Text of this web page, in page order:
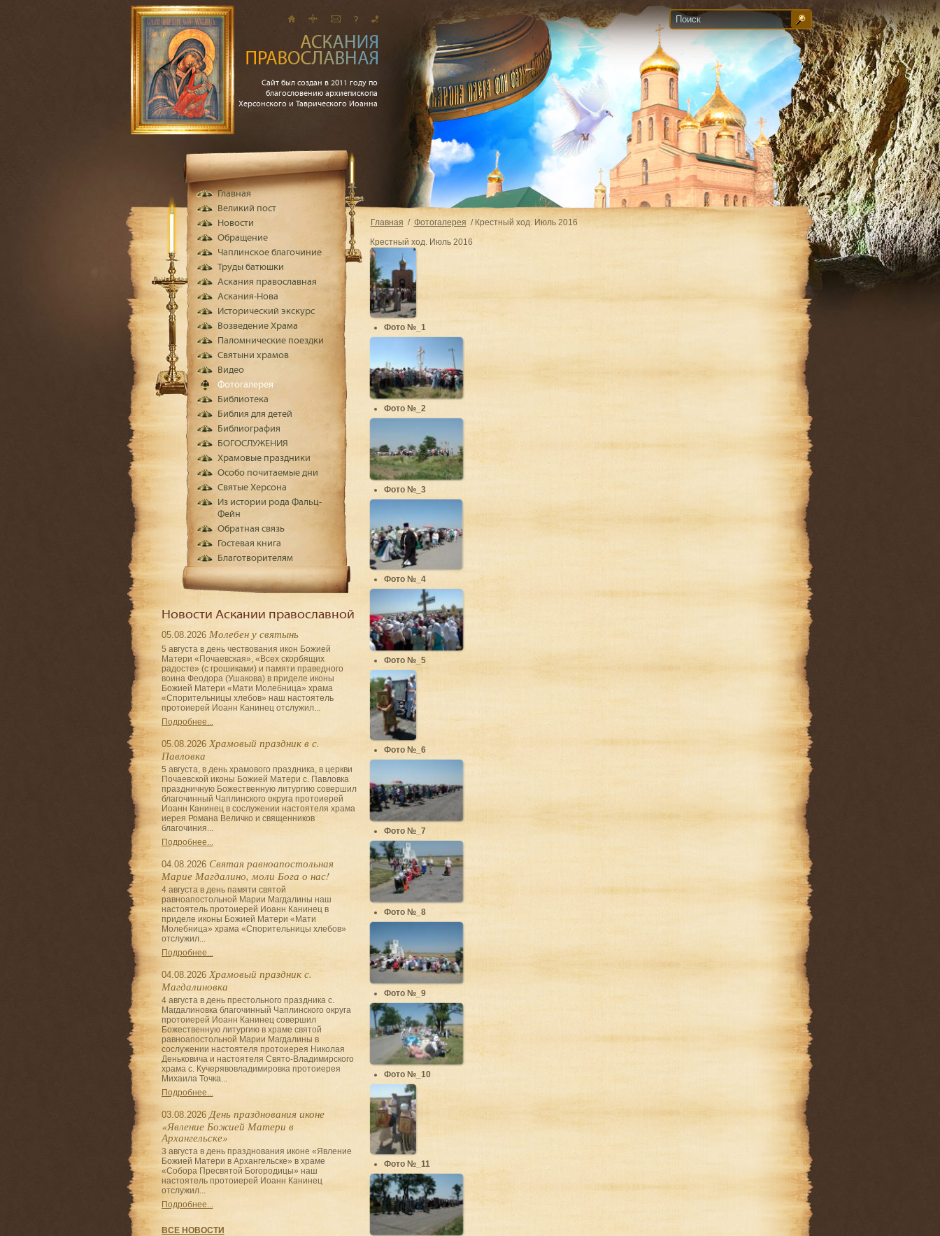
Сайт был создан в 2011 году по
благословению архиепископа
Херсонского и Таврического Иоанна
Главная Фотогалерея
Крестный ход. Июль 2016
Крестный ход. Июль 2016
Фото №_1
Фото №_2
Фото №_3
Фото №_4
Фото №_5
Фото №_6
Фото №_7
Фото №_8
Фото №_9
Фото №_10
Фото №_11
Главная
Великий пост
Новости
Обращение
Чаплинское благочиние
Труды батюшки
Аскания православная
Аскания-Нова
Исторический экскурс
Возведение Храма
Паломнические поездки
Святыни храмов
Видео
Фотогалерея
Библиотека
Библия для детей
Библиография
БОГОСЛУЖЕНИЯ
Храмовые праздники
Особо почитаемые дни
Святые Херсона
Из истории рода Фальц-
Фейн
Обратная связь
Гостевая книга
Благотворителям
Новости Аскании православной
05.08.2026 Молебен у святынь
5 августа в день чествования икон Божией
Матери «Почаевская», «Всех скорбящих
радосте» (с грошиками) и памяти праведного
воина Феодора (Ушакова) в приделе иконы
Божией Матери «Мати Молебница» храма
«Спорительницы хлебов» наш настоятель
протоиерей Иоанн Канинец отслужил...
Подробнее...
05.08.2026 Храмовый праздник в с.
Павловка
5 августа, в день храмового праздника, в церкви
Почаевской иконы Божией Матери с. Павловка
праздничную Божественную литургию совершил
благочинный Чаплинского округа протоиерей
Иоанн Канинец в сослужении настоятеля храма
иерея Романа Величко и священников
благочиния...
Подробнее...
04.08.2026 Святая равноапостольная
Марие Магдалино, моли Бога о нас!
4 августа в день памяти святой
равноапостольной Марии Магдалины наш
настоятель протоиерей Иоанн Канинец в
приделе иконы Божией Матери «Мати
Молебница» храма «Спорительницы хлебов»
отслужил...
Подробнее...
04.08.2026 Храмовый праздник с.
Магдалиновка
4 августа в день престольного праздника с.
Магдалиновка благочинный Чаплинского округа
протоиерей Иоанн Канинец совершил
Божественную литургию в храме святой
равноапостольной Марии Магдалины в
сослужении настоятеля протоиерея Николая
Деньковича и настоятеля Свято-Владимирского
храма с. Кучерявовладимировка протоиерея
Михаила Точка...
Подробнее...
03.08.2026 День празднования иконе
«Явление Божией Матери в
Архангельске»
3 августа в день празднования иконе «Явление
Божией Матери в Архангельске» в храме
«Собора Пресвятой Богородицы» наш
настоятель протоиерей Иоанн Канинец
отслужил...
Подробнее...
ВСЕ НОВОСТИ